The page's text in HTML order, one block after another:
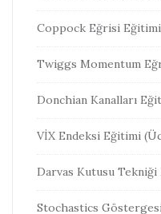
Coppock Eğrisi
Twiggs Momentum
Donchian Kanalları
VİX Endeksi Eğitimi
Darvas Kutusu
Stochastics